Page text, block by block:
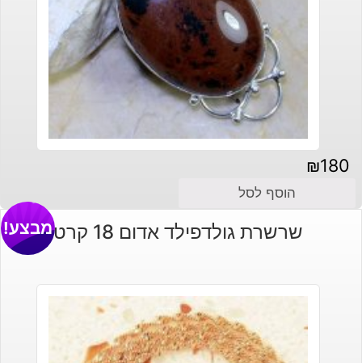
₪180
הוסף לסל
שרשרת גולדפילד אדום 18 קרט מבצע!